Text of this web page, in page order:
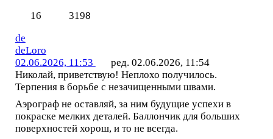
16
3198
de
deLoro
02.06.2026, 11:53
ред. 02.06.2026, 11:54
Николай, приветствую! Неплохо получилось.
Терпения в борьбе с незачищенными швами.
Аэрограф не оставляй, за ним будущие успехи в
покраске мелких деталей. Баллончик для больших
поверхностей хорош, и то не всегда.